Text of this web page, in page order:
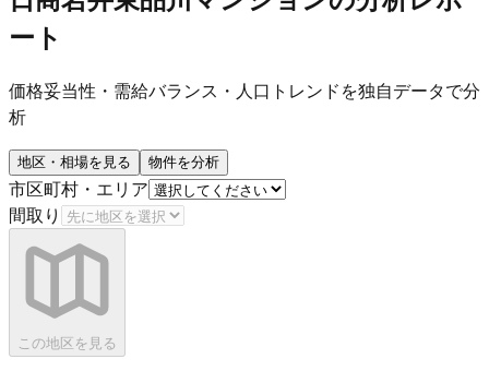
ート
価格妥当性・需給バランス・人口トレンドを独自データで分
析
地区・相場を見る 物件を分析
市区町村・エリア
間取り
この地区を見る